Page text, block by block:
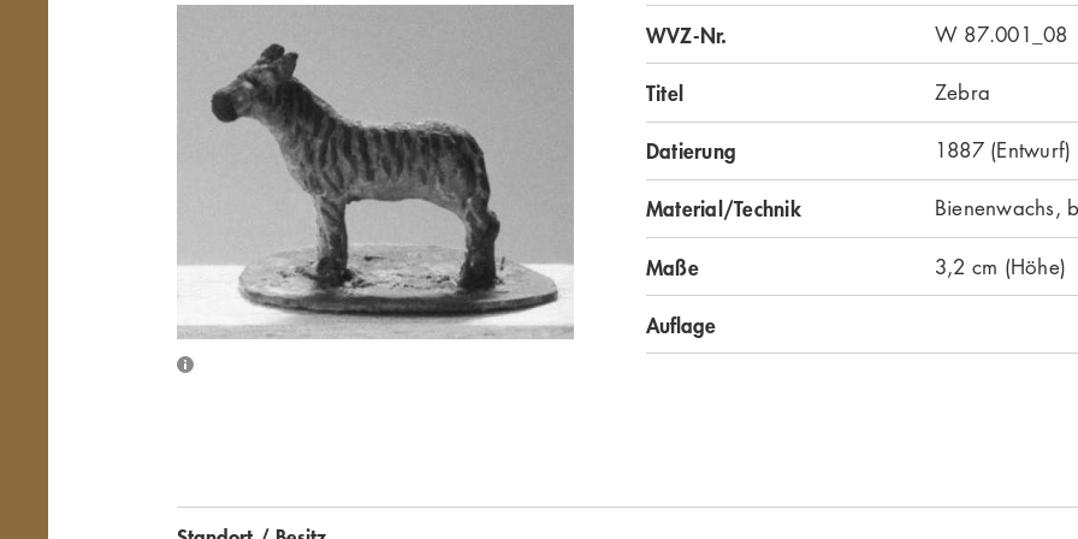
WVZ-Nr. W 87.001_08
Titel Zebra
Datierung 1887 (Entwurf)
Material/Technik Bienenwachs,
Maße 3,2 cm (Höhe)
Auflage